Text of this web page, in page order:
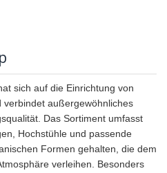
sich auf die Einrichtung von
verbindet außergewöhnliches
Das Sortiment umfasst
Hochstühle und passende
Formen gehalten, die dem
verleihen. Besonders